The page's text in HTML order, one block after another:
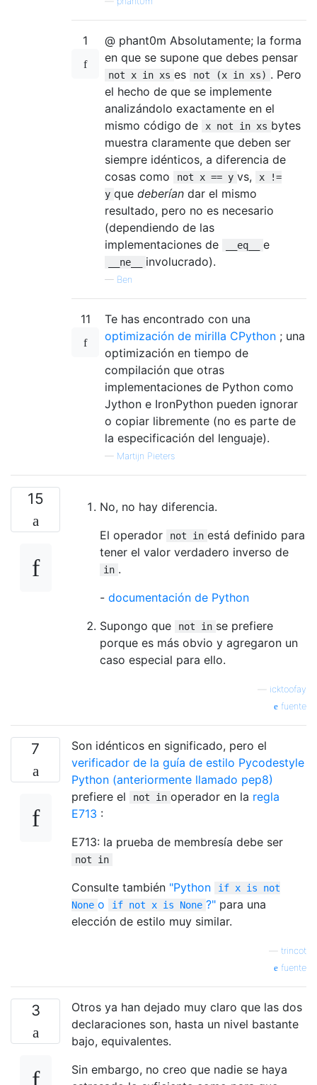
1
@ phant0m Absolutamente; la forma
en que se supone que debes pensar
not x in xs es not (x in xs) . Pero
el hecho de que se implemente
analizándolo exactamente en el
mismo código de
x not in xs bytes
muestra claramente que deben ser
siempre idénticos, a diferencia de
cosas como
not x == y vs,
x !=
y que deberían dar el mismo
resultado, pero no es necesario
(dependiendo de las
implementaciones de
__eq__ e
__ne__ involucrado).
— Ben
11
Te has encontrado con una
optimización de mirilla CPython ; una
optimización en tiempo de
compilación que otras
implementaciones de Python como
Jython e IronPython pueden ignorar
o copiar libremente (no es parte de
la especificación del lenguaje).
— Martijn Pieters
15
No, no hay diferencia.
El operador
not in está definido para
tener el valor verdadero inverso de
in .
- documentación de Python
Supongo que
not in se prefiere
porque es más obvio y agregaron un
caso especial para ello.
icktoofay
fuente
7
Son idénticos en significado, pero el
verificador de la guía de estilo Pycodestyle
Python (anteriormente llamado pep8)
prefiere el
not in operador en la regla
E713 :
E713: la prueba de membresía debe ser
not in
Consulte también "Python
if x is not
None o if not x is None ?" para una
elección de estilo muy similar.
trincot
fuente
3
Otros ya han dejado muy claro que las dos
declaraciones son, hasta un nivel bastante
bajo, equivalentes.
Sin embargo, no creo que nadie se haya